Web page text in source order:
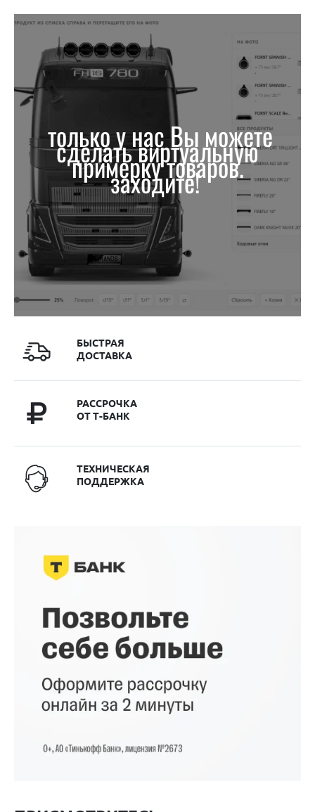
только у нас Вы можете
сделать виртуальную
примерку товаров.
заходите!
БЫСТРАЯ
ДОСТАВКА
РАССРОЧКА
ОТ Т-БАНК
ТЕХНИЧЕСКАЯ
ПОДДЕРЖКА